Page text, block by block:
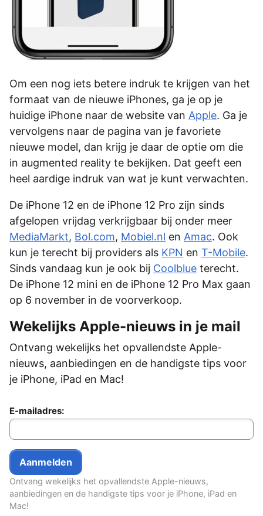
Om een nog iets betere indruk te krijgen van het
formaat van de nieuwe iPhones, ga je op je
huidige iPhone naar de website van Apple. Ga je
vervolgens naar de pagina van je favoriete
nieuwe model, dan krijg je daar de optie om die
in augmented reality te bekijken. Dat geeft een
heel aardige indruk van wat je kunt verwachten.
De iPhone 12 en de iPhone 12 Pro zijn sinds
afgelopen vrijdag verkrijgbaar bij onder meer
MediaMarkt, Bol.com, Mobiel.nl en Amac. Ook
kun je terecht bij providers als KPN en T-Mobile.
Sinds vandaag kun je ook bij Coolblue terecht.
De iPhone 12 mini en de iPhone 12 Pro Max gaan
op 6 november in de voorverkoop.
Wekelijks Apple-nieuws in je mail
Ontvang wekelijks het opvallendste Apple-
nieuws, aanbiedingen en de handigste tips voor
je iPhone, iPad en Mac!
E-mailadres:
Ontvang wekelijks het opvallendste Apple-nieuws,
aanbiedingen en de handigste tips voor je iPhone, iPad en
Mac!